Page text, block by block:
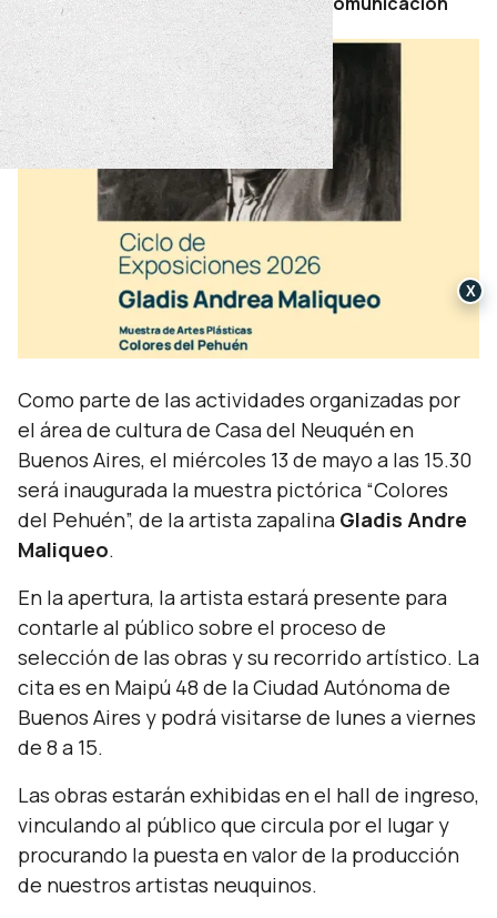
Como parte de las actividades organizadas por
el área de cultura de Casa del Neuquén en
Buenos Aires, el miércoles 13 de mayo a las 15.30
será inaugurada la muestra pictórica “Colores
del Pehuén”, de la artista zapalina Gladis Andre
Maliqueo.
En la apertura, la artista estará presente para
contarle al público sobre el proceso de
selección de las obras y su recorrido artístico. La
cita es en Maipú 48 de la Ciudad Autónoma de
Buenos Aires y podrá visitarse de lunes a viernes
de 8 a 15.
Las obras estarán exhibidas en el hall de ingreso,
vinculando al público que circula por el lugar y
procurando la puesta en valor de la producción
de nuestros artistas neuquinos.
X